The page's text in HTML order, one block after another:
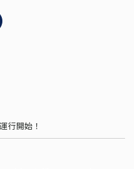
行開始！